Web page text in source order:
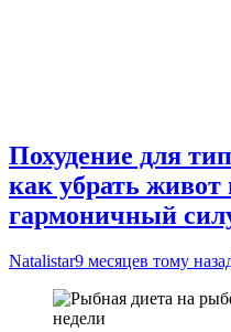
Похудение для
как убрать
гармоничный
Natalistar9 месяцев тому